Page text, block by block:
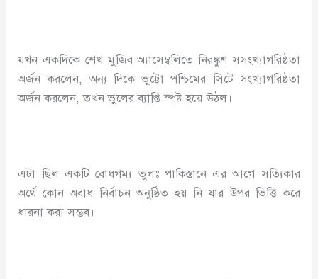
যখন একদিকে শেখ মুজিব অ্যাসেম্বলিতে নিরঙ্কুশ সসংখ্যাগরিষ্ঠতা
অর্জন করলেন, অন্য দিকে ভুট্টো পশ্চিমের সিটে সংখ্যাগরিষ্ঠতা
অর্জন করলেন, তখন ভুলের ব্যাপ্তি স্পষ্ট হয়ে উঠল।
এটা ছিল একটি বোধগম্য ভুলঃ পাকিস্তানে এর আগে সত্যিকার
অর্থে কোন অবাধ নির্বাচন অনুষ্ঠিত হয় নি যার উপর ভিত্তি করে
ধারনা করা সম্ভব।